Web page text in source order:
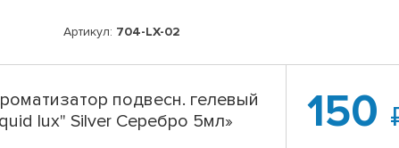
Артикул: 704-LX-02
подвесн. гелевый
lux" Silver Серебро 5мл»
150